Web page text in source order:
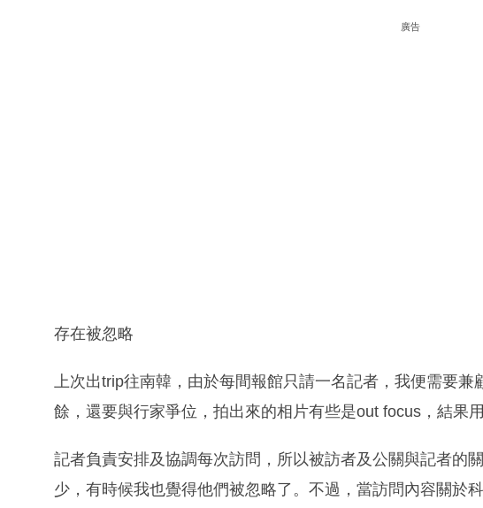
廣告
存在被忽略
上次出trip往南韓，由於每間報館只請一名記者，我便需要兼
餘，還要與行家爭位，拍出來的相片有些是out focus，結果用
記者負責安排及協調每次訪問，所以被訪者及公關與記者的
少，有時候我也覺得他們被忽略了。不過，當訪問內容關於